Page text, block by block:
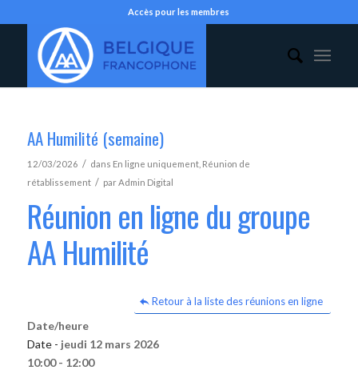
Accès pour les membres
AA Humilité (semaine)
12/03/2026 / dans En ligne uniquement, Réunion de
rétablissement / parAdmin Digital
Réunion en ligne du groupe
AA Humilité
Retour à la liste des réunions en ligne
Date/heure
Date - jeudi 12 mars 2026
10:00 - 12:00